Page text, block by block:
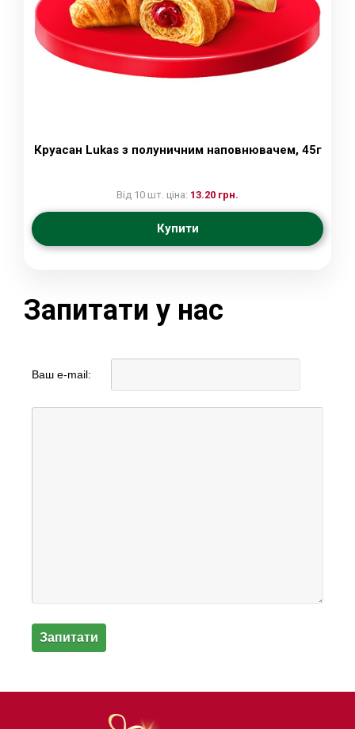
Круасан Lukas з полуничним наповнювачем, 45г
Від 10 шт. ціна: 13.20 грн.
Купити
Запитати у нас
Ваш e-mail: